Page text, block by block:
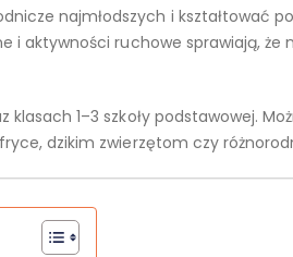
najmłodszych i kształtować
i aktywności ruchowe sprawiają, że
1–3 szkoły podstawowej.
dzikim zwierzętom czy